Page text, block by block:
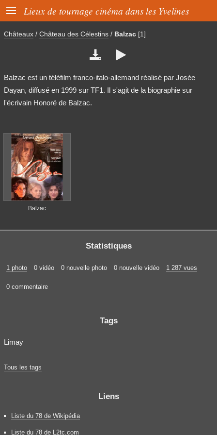
 Lieux de tournage cinéma dans les Yvelines
Châteaux / Château des Célestins / Balzac [1]
 
Balzac est un téléfilm franco-italo-allemand réalisé par Josée
Dayan, diffusé en 1999 sur TF1. Il s'agit de la biographie sur
l'écrivain Honoré de Balzac.
Balzac
Statistiques
1 photo 0 vidéo 0 nouvelle photo 0 nouvelle vidéo 1 287 vues
0 commentaire
Tags
Limay
Tous les tags
Liens
Liste du 78 de Wikipédia
Liste du 78 de L2tc.com